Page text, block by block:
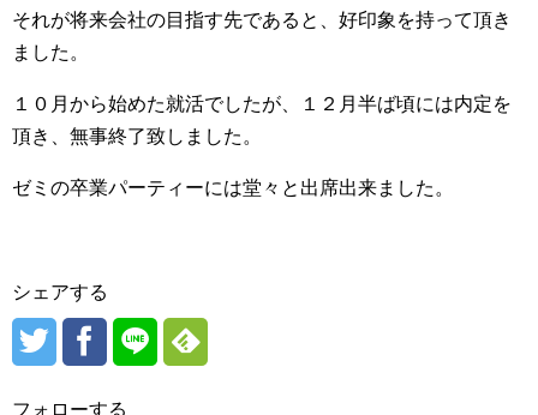
それが将来会社の目指す先であると、好印象を持って頂き
ました。
１０月から始めた就活でしたが、１２月半ば頃には内定を
頂き、無事終了致しました。
ゼミの卒業パーティーには堂々と出席出来ました。
シェアする
フォローする